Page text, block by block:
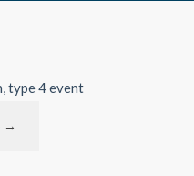
type 4 event
→